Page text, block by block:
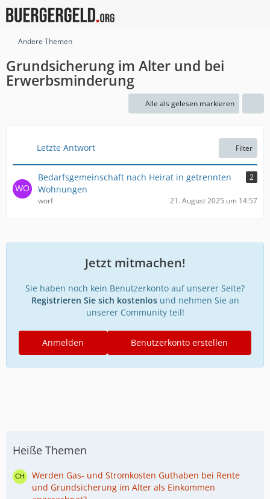
Andere Themen
Grundsicherung im Alter und bei
Erwerbsminderung
Alle als gelesen markieren
Letzte Antwort Filter
Bedarfsgemeinschaft nach Heirat in getrennten
Wohnungen
2
worf 21. August 2025 um 14:57
Jetzt mitmachen!
Sie haben noch kein Benutzerkonto auf unserer Seite?
Registrieren Sie sich kostenlosund nehmen Sie an
unserer Community teil!
Benutzerkonto erstellen
Anmelden
Heiße Themen
Werden Gas- und Stromkosten Guthaben bei Rente
und Grundsicherung im Alter als Einkommen